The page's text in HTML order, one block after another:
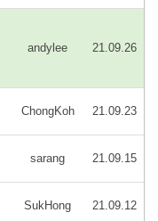
andylee 21.09.26
ChongKoh 21.09.23
sarang 21.09.15
SukHong 21.09.12